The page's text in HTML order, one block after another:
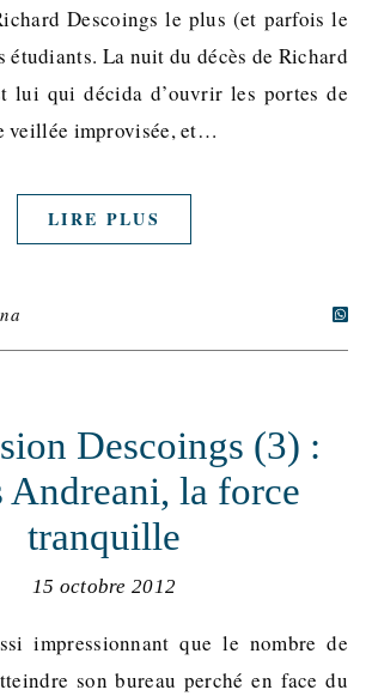
Descoings le plus (et parfois le
étudiants. La nuit du décès de Richard
lui qui décida d’ouvrir les portes de
veillée improvisée, et…
LIRE PLUS
Descoings (3) :
Andreani, la force
tranquille
15 octobre 2012
son bureau perché en face du